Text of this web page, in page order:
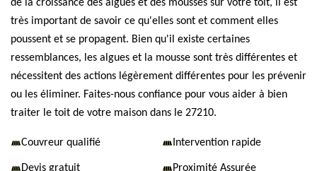
de la croissance des algues et des mousses sur votre toit, il est
très important de savoir ce qu'elles sont et comment elles
poussent et se propagent. Bien qu'il existe certaines
ressemblances, les algues et la mousse sont très différentes et
nécessitent des actions légèrement différentes pour les prévenir
ou les éliminer. Faites-nous confiance pour vous aider à bien
traiter le toit de votre maison dans le 27210.
Couvreur qualifié Intervention rapide
Devis gratuit Proximité Assurée